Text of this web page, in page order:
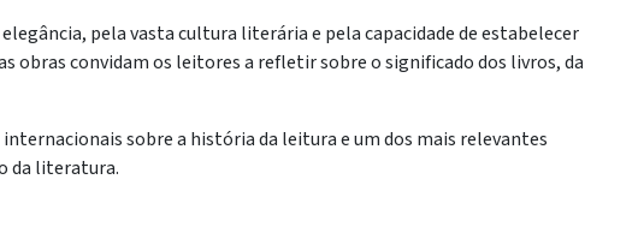
pela vasta cultura literária e pela capacidade de estabelecer
obras convidam os leitores a refletir sobre o significado dos livros, da
sobre a história da leitura e um dos mais relevantes
da literatura.